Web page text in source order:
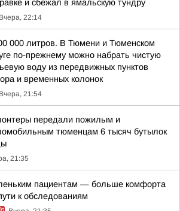
и сбежал в ямальскую тундру
Вчера, 22:14
000 литров. В Тюмени и Тюменском
по-прежнему можно набрать чистую
воду из передвижных пунктов
и временных колонок
Вчера, 21:54
передали пожилым и
тюменцам 6 тысяч бутылок
21:35
пациентам — больше комфорта
к обследованиям